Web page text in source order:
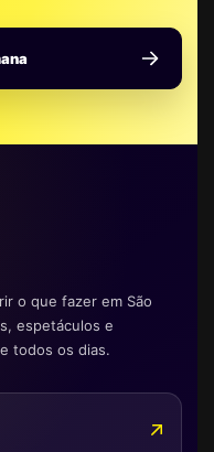
o que fazer em São
espetáculos e
todos os dias.